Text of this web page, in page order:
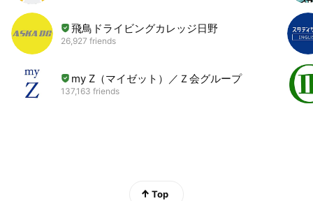
飛鳥ドライビングカレッジ日野
26,927 friends
my Z（マイゼット）／Ｚ会グループ
137,163 friends
Top